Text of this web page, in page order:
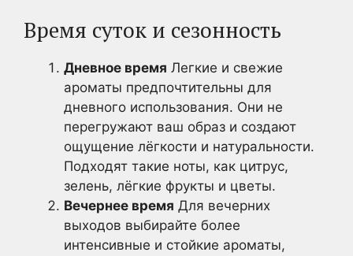
Время суток и сезонность
Дневное время Легкие и свежие
ароматы предпочтительны для
дневного использования. Они не
перегружают ваш образ и создают
ощущение лёгкости и натуральности.
Подходят такие ноты, как цитрус,
зелень, лёгкие фрукты и цветы.
Вечернее время Для вечерних
выходов выбирайте более
интенсивные и стойкие ароматы,